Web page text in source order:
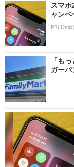
スマ
ャンペ
PR(IIJmio)
「も
ガー